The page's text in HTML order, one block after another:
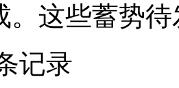
。这些蓄势
记录